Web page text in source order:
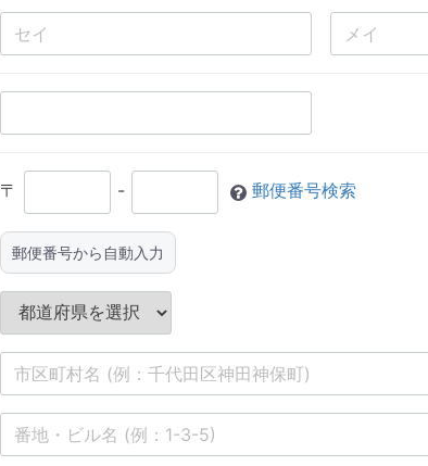
〒 - 郵便番号検索
郵便番号から自動入力